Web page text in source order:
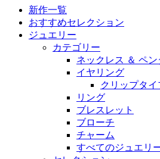
新作一覧
おすすめセレクション
ジュエリー
カテゴリー
ネックレス ＆ ペン
イヤリング
クリップタ
リング
ブレスレット
ブローチ
チャーム
すべてのジュエリ